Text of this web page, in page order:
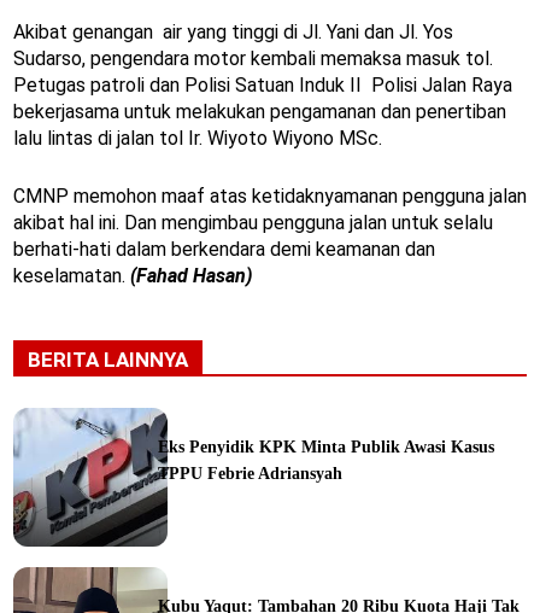
Akibat genangan air yang tinggi di Jl. Yani dan Jl. Yos
Sudarso, pengendara motor kembali memaksa masuk tol.
Petugas patroli dan Polisi Satuan Induk II Polisi Jalan Raya
bekerjasama untuk melakukan pengamanan dan penertiban
lalu lintas di jalan tol Ir. Wiyoto Wiyono MSc.
CMNP memohon maaf atas ketidaknyamanan pengguna jalan
akibat hal ini. Dan mengimbau pengguna jalan untuk selalu
berhati-hati dalam berkendara demi keamanan dan
keselamatan. (Fahad Hasan)
BERITA LAINNYA
Eks Penyidik KPK Minta Publik Awasi Kasus
TPPU Febrie Adriansyah
Kubu Yaqut: Tambahan 20 Ribu Kuota Haji Tak